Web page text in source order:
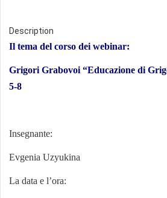
Description
Il tema del corso dei webinar:
Grigori Grabovoi “Educazione di
5-8
Insegnante:
Evgenia Uzyukina
La data e l’ora: